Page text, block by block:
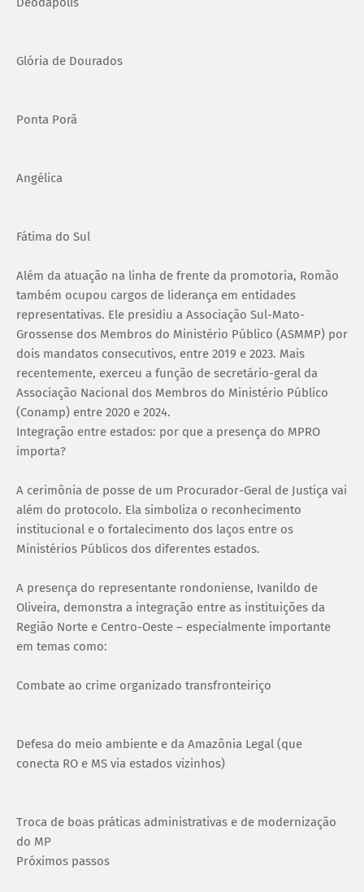
Glória de Dourados
Ponta Porã
Angélica
Fátima do Sul
Além da atuação na linha de frente da promotoria, Romão
também ocupou cargos de liderança em entidades
representativas. Ele presidiu a Associação Sul-Mato-
Grossense dos Membros do Ministério Público (ASMMP) por
dois mandatos consecutivos, entre 2019 e 2023. Mais
recentemente, exerceu a função de secretário-geral da
Associação Nacional dos Membros do Ministério Público
(Conamp) entre 2020 e 2024.
Integração entre estados: por que a presença do MPRO
importa?
A cerimônia de posse de um Procurador-Geral de Justiça vai
além do protocolo. Ela simboliza o reconhecimento
institucional e o fortalecimento dos laços entre os
Ministérios Públicos dos diferentes estados.
A presença do representante rondoniense, Ivanildo de
Oliveira, demonstra a integração entre as instituições da
Região Norte e Centro-Oeste – especialmente importante
em temas como:
Combate ao crime organizado transfronteiriço
Defesa do meio ambiente e da Amazônia Legal (que
conecta RO e MS via estados vizinhos)
Troca de boas práticas administrativas e de modernização
do MP
Próximos passos